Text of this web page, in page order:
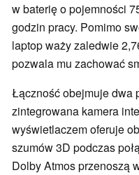
w baterię o pojemności
godzin pracy. Pomimo
laptop waży zaledwie
pozwala mu zachować
Łączność obejmuje dwa
zintegrowana kamera
wyświetlaczem oferuje
szumów 3D podczas
Dolby Atmos przenoszą